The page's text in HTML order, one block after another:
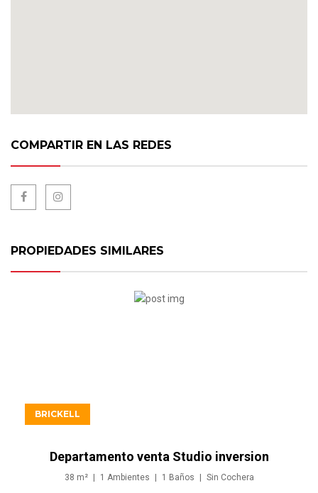
COMPARTIR EN LAS REDES
PROPIEDADES SIMILARES
BRICKELL
Departamento venta Studio inversion
en Brickell Miami
38 m² 1 Ambientes 1 Baños Sin Cochera